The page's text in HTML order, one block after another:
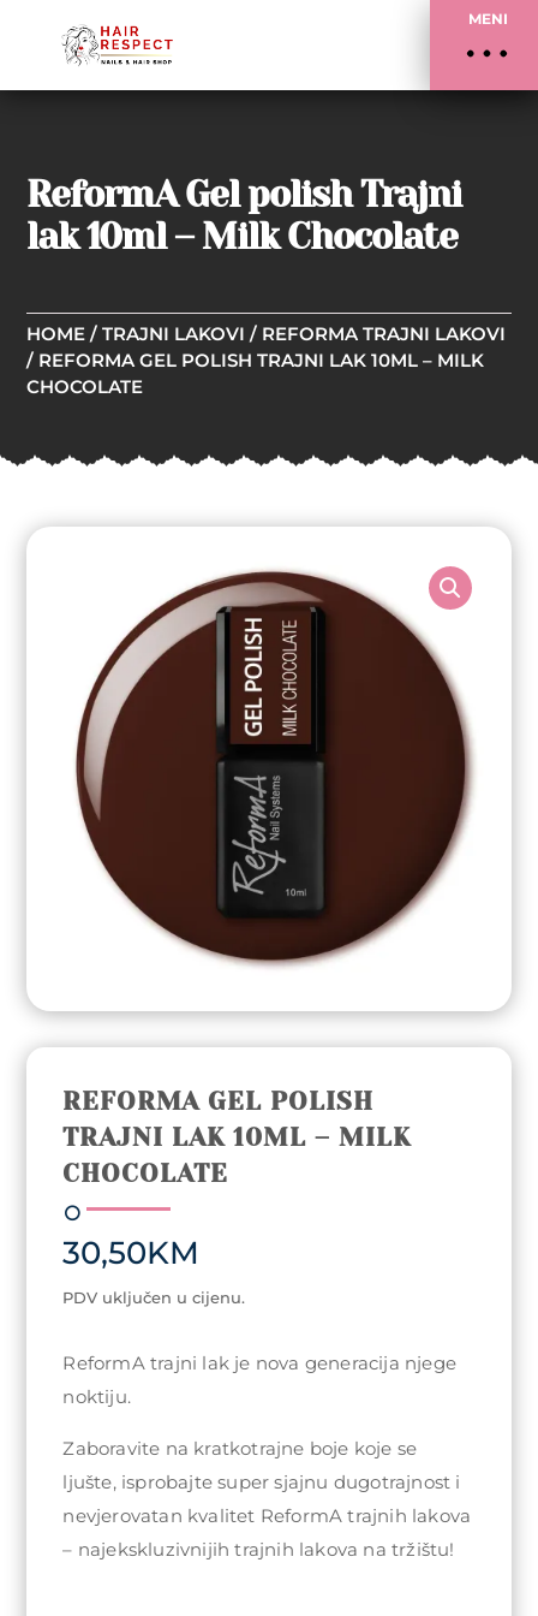
MENI
ReformA Gel polish Trajni
lak 10ml – Milk Chocolate
HOME /TRAJNI LAKOVI / REFORMA TRAJNI LAKOVI
/ REFORMA GEL POLISH TRAJNI LAK 10ML – MILK
CHOCOLATE
REFORMA GEL POLISH
TRAJNI LAK 10ML – MILK
CHOCOLATE
30,50KM
PDV uključen u cijenu.
ReformA trajni lak je nova generacija njege
noktiju.
Zaboravite na kratkotrajne boje koje se
ljušte, isprobajte super sjajnu dugotrajnost i
nevjerovatan kvalitet ReformA trajnih lakova
– najekskluzivnijih trajnih lakova na tržištu!